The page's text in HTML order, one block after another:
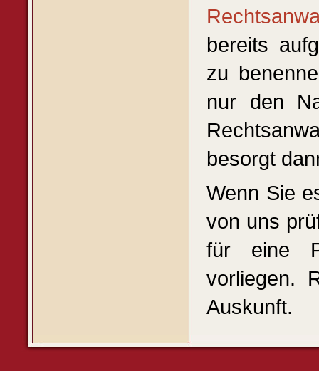
bereits
zu
nur den
besorgt
Wenn Sie
von uns
für eine
vorliegen.
Auskunft.